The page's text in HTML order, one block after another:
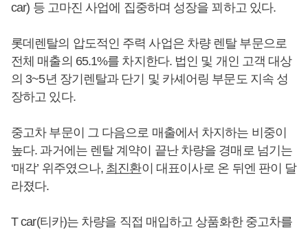
car) 등 고마진 사업에 집중하며 성장을 꾀하고 있다.
롯데렌탈의 압도적인 주력 사업은 차량 렌탈 부문으로
전체 매출의 65.1%를 차지한다. 법인 및 개인 고객 대상
의 3~5년 장기렌탈과 단기 및 카셰어링 부문도 지속 성
장하고 있다.
중고차 부문이 그 다음으로 매출에서 차지하는 비중이
높다. 과거에는 렌탈 계약이 끝난 차량을 경매로 넘기는
‘매각’ 위주였으나, 최진환이 대표이사로 온 뒤엔 판이 달
라졌다.
T car(티카)는 차량을 직접 매입하고 상품화한 중고차를